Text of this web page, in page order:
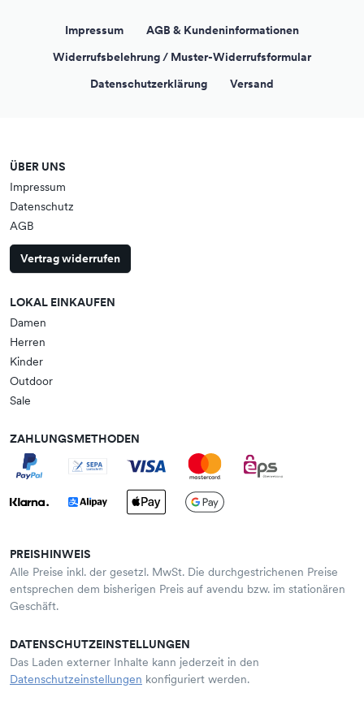
Impressum
AGB & Kundeninformationen
Widerrufsbelehrung / Muster-Widerrufsformular
Datenschutzerklärung
Versand
ÜBER UNS
Impressum
Datenschutz
AGB
Vertrag widerrufen
LOKAL EINKAUFEN
Damen
Herren
Kinder
Outdoor
Sale
ZAHLUNGSMETHODEN
PREISHINWEIS
Alle Preise inkl. der gesetzl. MwSt. Die durchgestrichenen Preise
entsprechen dem bisherigen Preis auf avendu bzw. im stationären
Geschäft.
DATENSCHUTZEINSTELLUNGEN
Das Laden externer Inhalte kann jederzeit in den
Datenschutzeinstellungen konfiguriert werden.